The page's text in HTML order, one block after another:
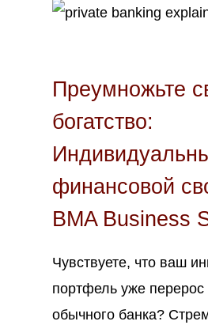
Преумножьте
богатство:
финансовой
BMA Business
Чувствуете, что ваш
портфель уже перерос
обычного банка?